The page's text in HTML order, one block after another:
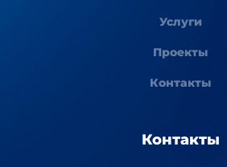
Услуги
Проекты
Контакты
Контакты